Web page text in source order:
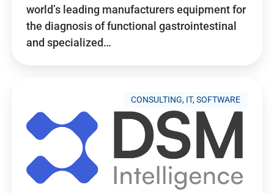
world’s leading manufacturers equipment for
the diagnosis of functional gastrointestinal
and specialized…
CONSULTING, IT, SOFTWARE